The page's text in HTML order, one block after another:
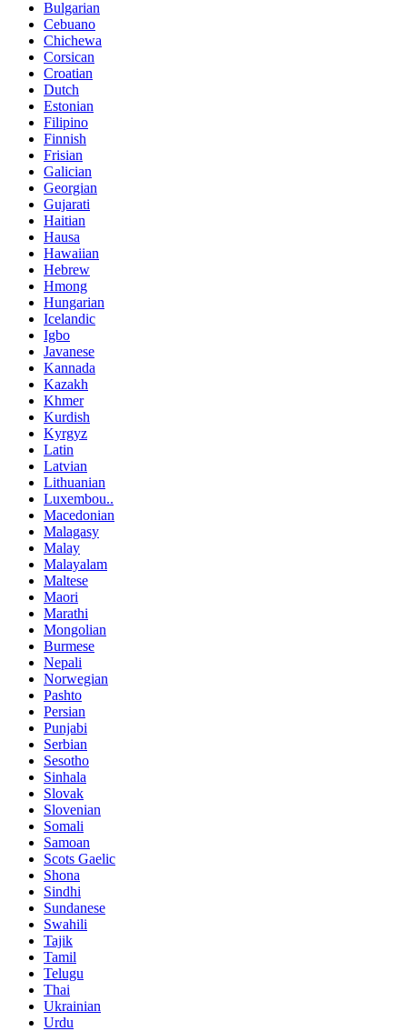
Bulgarian
Cebuano
Chichewa
Corsican
Croatian
Dutch
Estonian
Filipino
Finnish
Frisian
Galician
Georgian
Gujarati
Haitian
Hausa
Hawaiian
Hebrew
Hmong
Hungarian
Icelandic
Igbo
Javanese
Kannada
Kazakh
Khmer
Kurdish
Kyrgyz
Latin
Latvian
Lithuanian
Luxembou..
Macedonian
Malagasy
Malay
Malayalam
Maltese
Maori
Marathi
Mongolian
Burmese
Nepali
Norwegian
Pashto
Persian
Punjabi
Serbian
Sesotho
Sinhala
Slovak
Slovenian
Somali
Samoan
Scots Gaelic
Shona
Sindhi
Sundanese
Swahili
Tajik
Tamil
Telugu
Thai
Ukrainian
Urdu